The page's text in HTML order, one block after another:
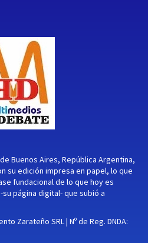
Buenos Aires, República Argentina,
su edición impresa en papel, lo que
fundacional de lo que hoy es
su página digital- que subió a
Zarateño SRL | Nº de Reg. DNDA: